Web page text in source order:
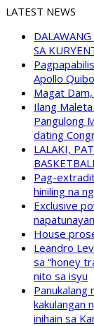
LATEST NEWS
SA
Apollo
Magat
Ilang
Pangulong
dating
LALAKI,
Pag-
hiniling na
Exclusive
House
Leandro
sa “honey
nito sa isyu
Panukalang
kakulangan
inihain sa